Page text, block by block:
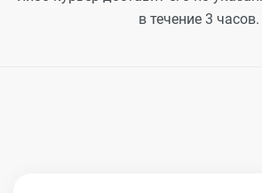
в течение 3 часов.